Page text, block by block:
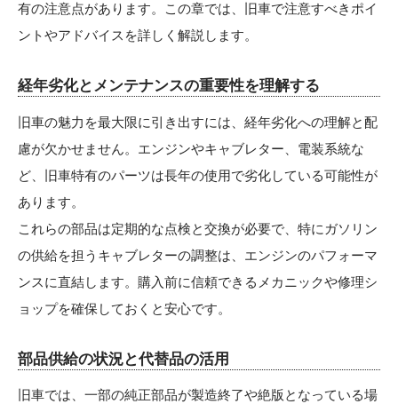
有の注意点があります。この章では、旧車で注意すべきポイ
ントやアドバイスを詳しく解説します。
経年劣化とメンテナンスの重要性を理解する
旧車の魅力を最大限に引き出すには、経年劣化への理解と配
慮が欠かせません。エンジンやキャブレター、電装系統な
ど、旧車特有のパーツは長年の使用で劣化している可能性が
あります。
これらの部品は定期的な点検と交換が必要で、特にガソリン
の供給を担うキャブレターの調整は、エンジンのパフォーマ
ンスに直結します。購入前に信頼できるメカニックや修理シ
ョップを確保しておくと安心です。
部品供給の状況と代替品の活用
旧車では、一部の純正部品が製造終了や絶版となっている場